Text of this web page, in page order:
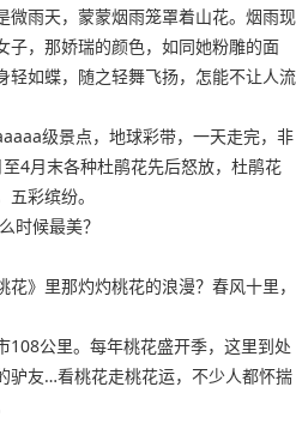
微雨天，蒙蒙烟雨笼罩着山花。烟雨现
子，那娇瑞的颜色，如同她粉雕的面
轻如蝶，随之轻舞飞扬，怎能不让人流
级景点，地球彩带，一天走完，非
4月末各种杜鹃花先后怒放，杜鹃花
彩缤纷。
时候最美？
》里那灼灼桃花的浪漫？春风十里，
108公里。每年桃花盛开季，这里到处
驴友…看桃花走桃花运，不少人都怀揣